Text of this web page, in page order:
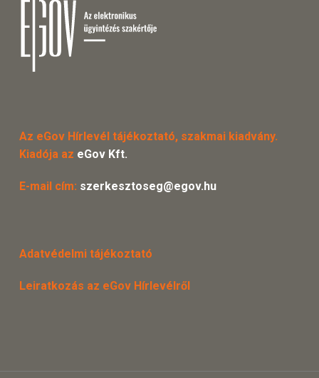
Az eGov Hírlevél tájékoztató, szakmai kiadvány.
Kiadója az eGov Kft.
E-mail cím: szerkesztoseg@egov.hu
Adatvédelmi tájékoztató
Leiratkozás az eGov Hírlevélről